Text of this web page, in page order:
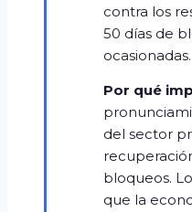
contra los
50 días de
ocasionadas.
Por qué
del sector
bloqueos.
que la